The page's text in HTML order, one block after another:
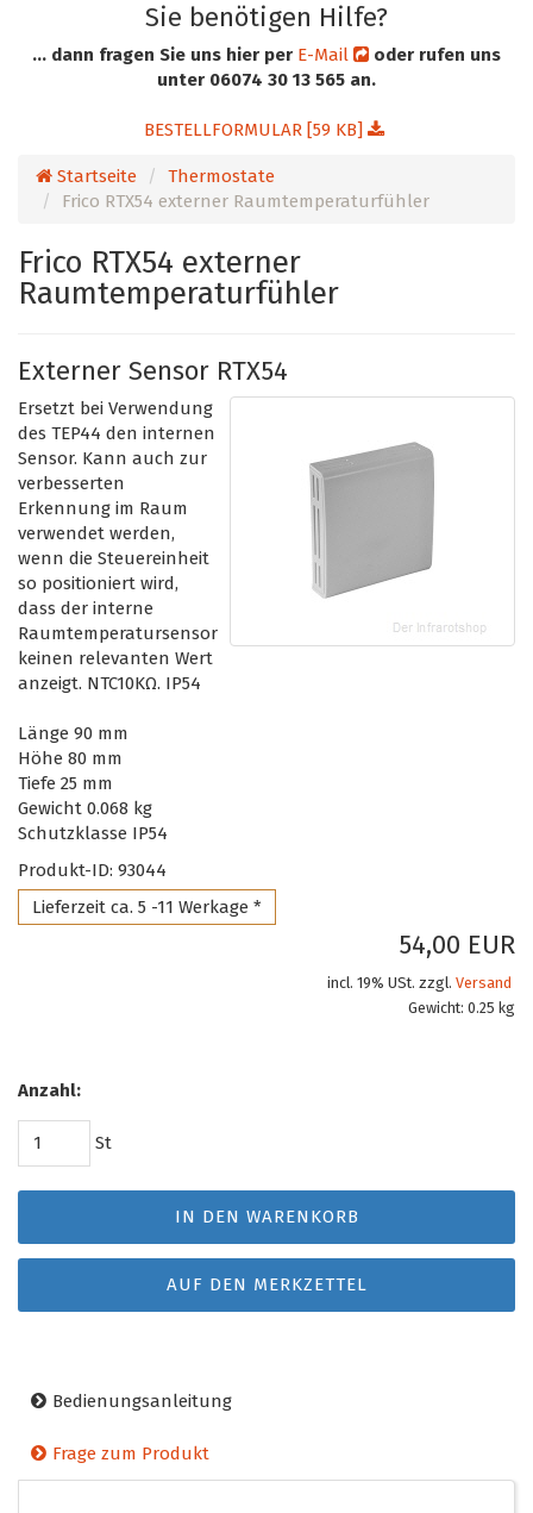
Sie benötigen Hilfe?
... dann fragen Sie uns hier per E-Mail
oder rufen uns
unter 06074 30 13 565 an.
BESTELLFORMULAR [59 KB]
Startseite
Thermostate
Frico RTX54 externer Raumtemperaturfühler
Frico RTX54 externer
Raumtemperaturfühler
Externer Sensor RTX54
Ersetzt bei Verwendung
des TEP44 den internen
Sensor. Kann auch zur
verbesserten
Erkennung im Raum
verwendet werden,
wenn die Steuereinheit
so positioniert wird,
dass der interne
Raumtemperatursensor
keinen relevanten Wert
anzeigt. NTC10KΩ. IP54
Länge 90 mm
Höhe 80 mm
Tiefe 25 mm
Gewicht 0.068 kg
Schutzklasse IP54
Produkt-ID: 93044
Lieferzeit ca. 5 -11 Werkage *
54,00 EUR
incl. 19% USt. zzgl. Versand
Gewicht: 0.25 kg
Anzahl:
St
IN DEN WARENKORB
AUF DEN MERKZETTEL
Bedienungsanleitung
Frage zum Produkt